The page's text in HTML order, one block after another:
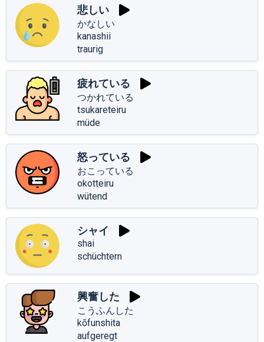
悲しい
かなしい
kanashii
traurig
疲れている
つかれている
tsukareteiru
müde
怒っている
おこっている
okotteiru
wütend
シャイ
shai
schüchtern
興奮した
こうふんした
kōfunshita
aufgeregt